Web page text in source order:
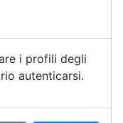
i profili degli
autenticarsi.